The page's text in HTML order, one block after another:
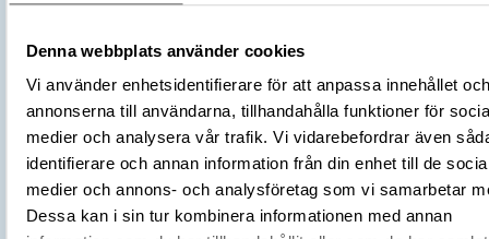
Denna webbplats använder cookies
Vi använder enhetsidentifierare för att anpassa innehållet och
annonserna till användarna, tillhandahålla funktioner för
medier och analysera vår trafik. Vi vidarebefordrar även
identifierare och annan information från din enhet till de
medier och annons- och analysföretag som vi samarbetar
Dessa kan i sin tur kombinera informationen med annan
England
London
Tillverkare
Ethelred II(Myntherre)
(Myntmästare)
Föremålsnummer
3001743
Anglosachsiska mynt i Svenska